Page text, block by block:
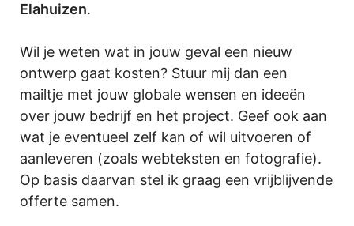
Elahuizen.
Wil je weten wat in jouw geval een nieuw
ontwerp gaat kosten? Stuur mij dan een
mailtje met jouw globale wensen en ideeën
over jouw bedrijf en het project. Geef ook aan
wat je eventueel zelf kan of wil uitvoeren of
aanleveren (zoals webteksten en fotografie).
Op basis daarvan stel ik graag een vrijblijvende
offerte samen.